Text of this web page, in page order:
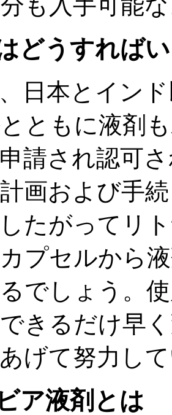
どうすれば
日本とイン
ともに液剤
請され認可
計画および手
たがってリ
プセルから
でしょう。
きるだけ早
げて努力し
ア液剤とは